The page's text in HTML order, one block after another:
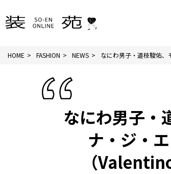
HOME FASHION NEWS なにわ男子・道枝駿佑、
なにわ男子・
ナ・ジ・
（